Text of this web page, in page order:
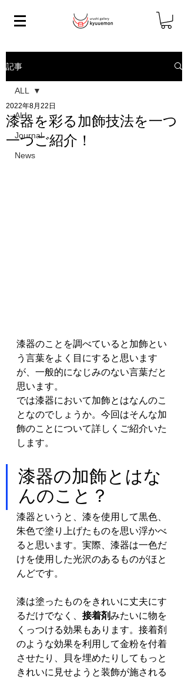
記事
ALL
Journal
News
ALL
漆器を彩る加飾技法を一つ
一つご紹介！
2022年8月22日
漆器のことを調べていると加飾とい
う言葉をよく目にすると思います
が、一般的になじみのない言葉だと
思います。
では漆器において加飾とはなんのこ
となのでしょうか。今回はそんな加
飾のことについて詳しくご紹介いた
します。
漆器の加飾とはな
んのこと？
漆器というと、漆を使用して黒色、
朱色で塗り上げたものを思い浮かべ
ると思います。実際、漆器は一色だ
けを使用した光沢のあるものがほと
んどです。
漆は塗ったものをきれいに丈夫にす
るだけでなく、 接着剤みたいに物を
くっつける効果もあります。接着剤
のような効果を利用して金粉を付着
させたり、貝を埋めたりしてもっと
きれいに見せようと装飾が施される